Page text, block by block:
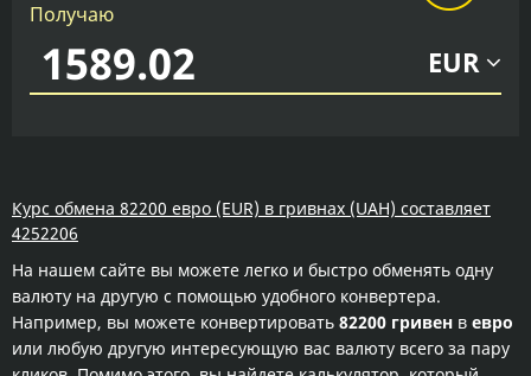
Получаю
EUR
Курс обмена 82200 евро (EUR) в гривнах (UAH) составляет
4252206
На нашем сайте вы можете легко и быстро обменять одну
валюту на другую с помощью удобного конвертера.
Например, вы можете конвертировать 82200 гривен в евро
или любую другую интересующую вас валюту всего за пару